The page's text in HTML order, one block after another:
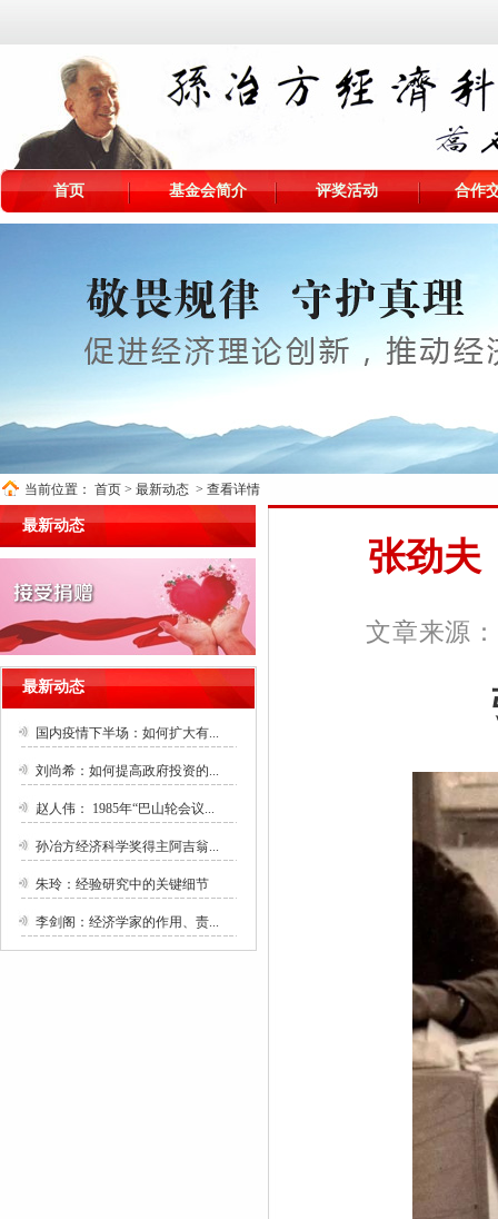
首页 基金会简介 评奖活动 合作
当前位置： 首页 > 最新动态 > 查看详情
最新动态
最新动态
国内疫情下半场：如何扩大有...
刘尚希：如何提高政府投资的...
赵人伟： 1985年“巴山轮会议...
孙冶方经济科学奖得主阿吉翁...
朱玲：经验研究中的关键细节
李剑阁：经济学家的作用、责...
张劲
文章来源